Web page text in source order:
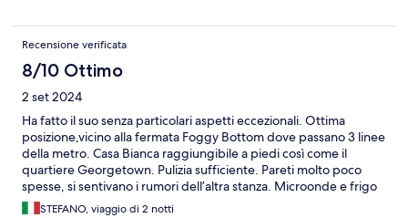
Recensione verificata
8/10 Ottimo
2 set 2024
Ha fatto il suo senza particolari aspetti eccezionali. Ottima
posizione,vicino alla fermata Foggy Bottom dove passano 3 linee
della metro. Casa Bianca raggiungibile a piedi così come il
quartiere Georgetown. Pulizia sufficiente. Pareti molto poco
spesse, si sentivano i rumori dell’altra stanza. Microonde e frigo
in dotazione unitamente al lavandino.
STEFANO, viaggio di 2 notti